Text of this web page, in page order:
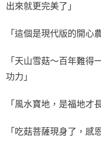
出來就更完美了」
「這個是現代版的開心
「天山雪菇～百年難得
功力」
「風水寶地，是福地才
「吃菇菩薩現身了，感